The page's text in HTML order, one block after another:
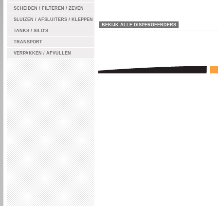
SCHEIDEN / FILTEREN / ZEVEN
SLUIZEN / AFSLUITERS / KLEPPEN
TANKS / SILO'S
TRANSPORT
VERPAKKEN / AFVULLEN
BEKIJK ALLE DISPERGEERDERS